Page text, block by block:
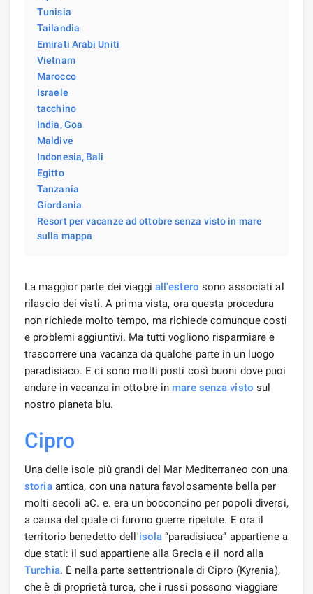
Tunisia
Tailandia
Emirati Arabi Uniti
Vietnam
Marocco
Israele
tacchino
India, Goa
Maldive
Indonesia, Bali
Egitto
Tanzania
Giordania
Resort per vacanze ad ottobre senza visto in mare
sulla mappa
La maggior parte dei viaggi all'estero sono associati al
rilascio dei visti. A prima vista, ora questa procedura
non richiede molto tempo, ma richiede comunque costi
e problemi aggiuntivi. Ma tutti vogliono risparmiare e
trascorrere una vacanza da qualche parte in un luogo
paradisiaco. E ci sono molti posti così buoni dove puoi
andare in vacanza in ottobre in mare senza visto sul
nostro pianeta blu.
Cipro
Una delle isole più grandi del Mar Mediterraneo con una
storiaantica, con una natura favolosamente bella per
molti secoli aC. e. era un bocconcino per popoli diversi,
a causa del quale ci furono guerre ripetute. E ora il
territorio benedetto dell'isola “paradisiaca” appartiene a
due stati: il sud appartiene alla Grecia e il nord alla
Turchia. È nella parte settentrionale di Cipro (Kyrenia),
che è di proprietà turca, che i russi possono viaggiare